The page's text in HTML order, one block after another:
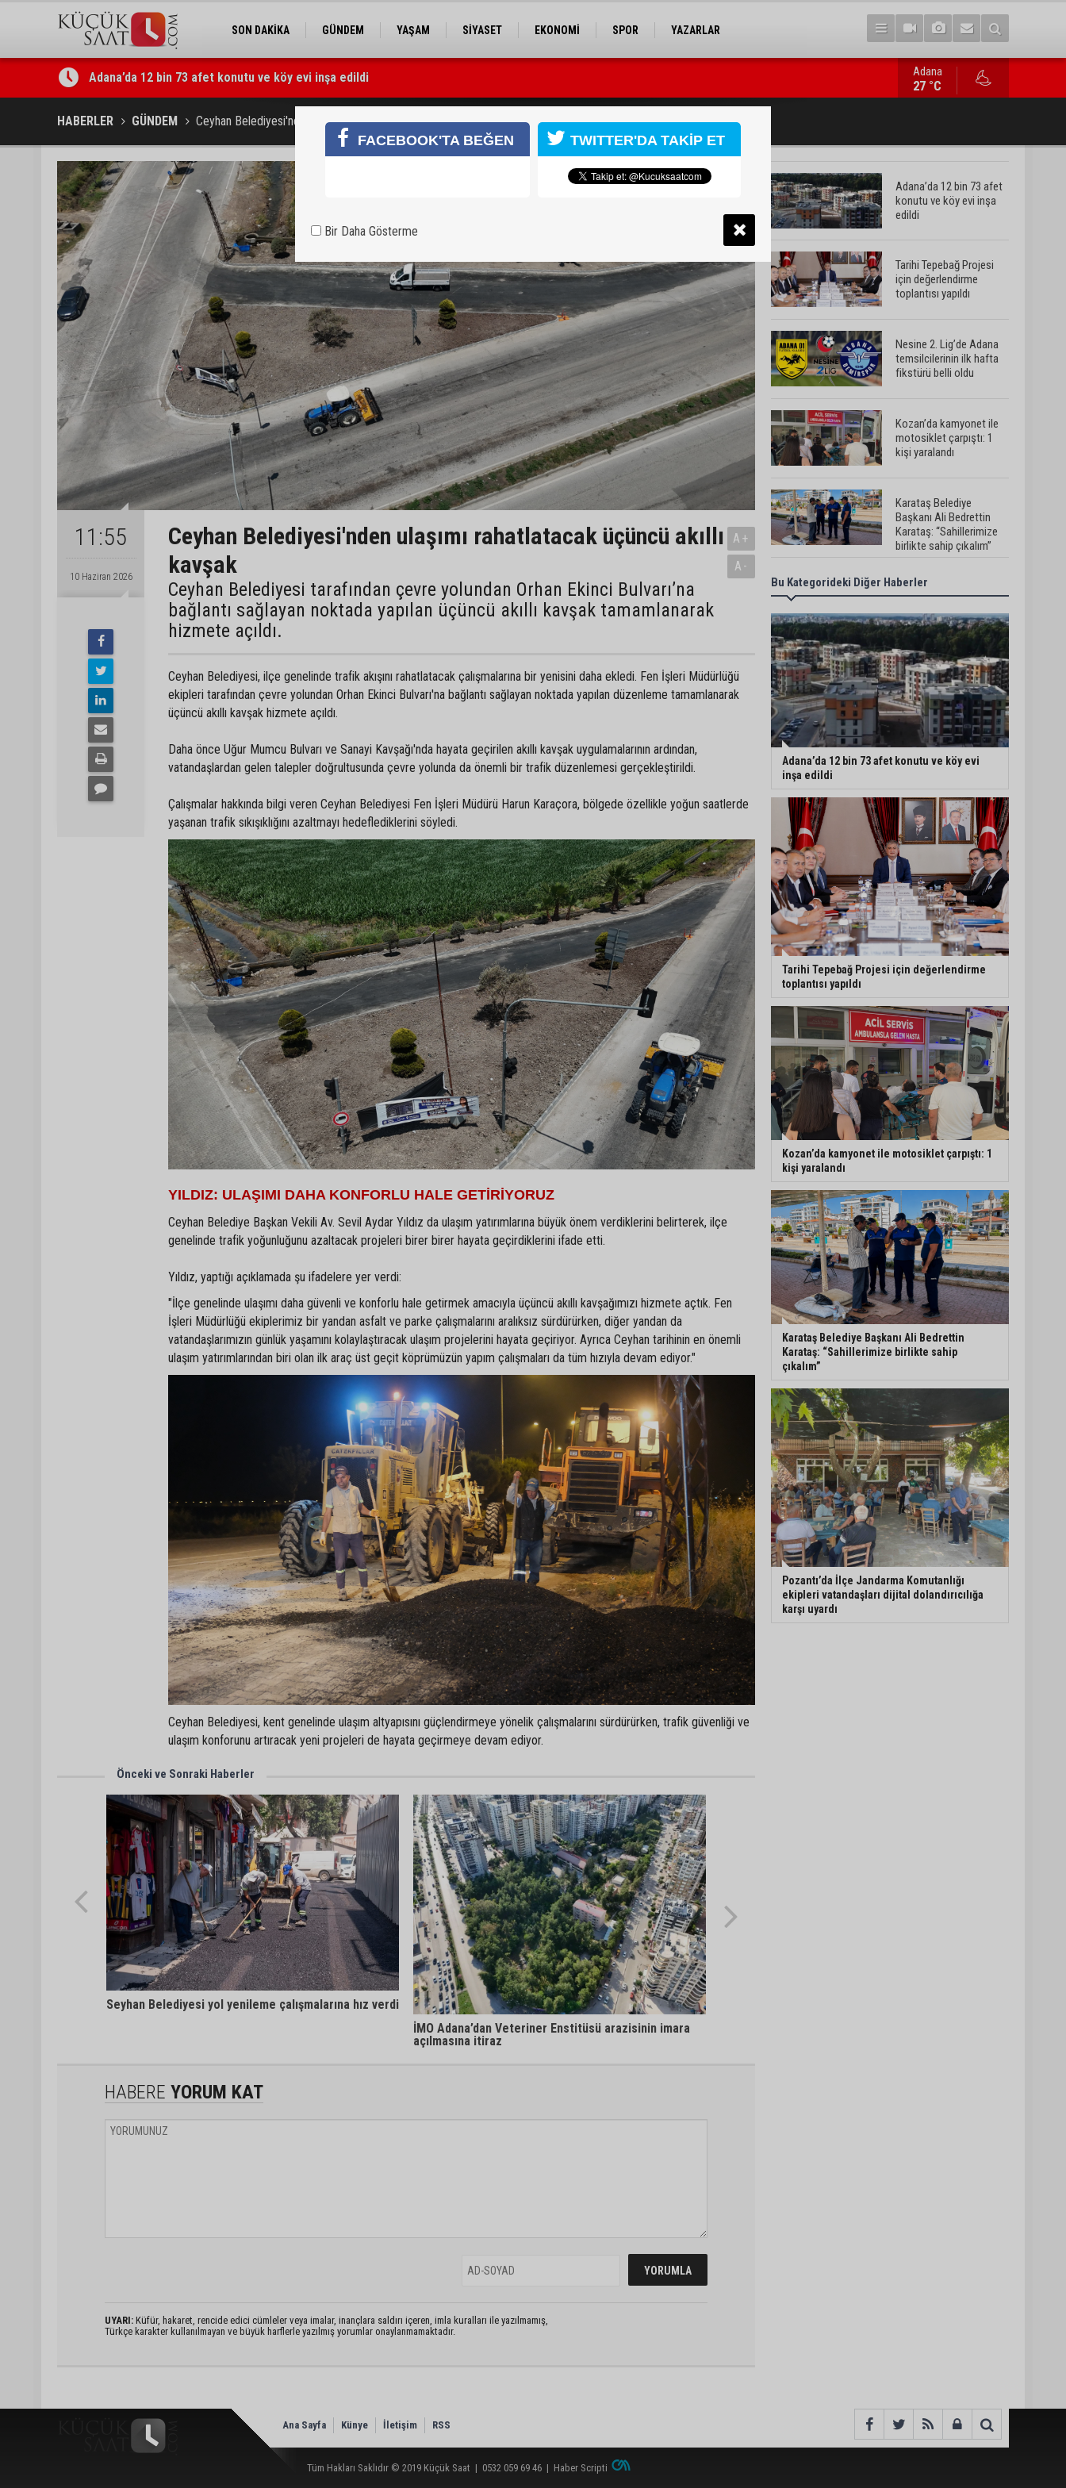
SON DAKİKA GÜNDEM YAŞAM SİYASET EKONOMİ SPOR YAZARLAR
Adana’da 12 bin 73 afet konutu ve köy evi inşa edildi
Tarihi Tepebağ Projesi için değerlendirme toplantısı yapıldı
Nesine 2. Lig’de Adana temsilcilerinin ilk hafta fikstürü belli
Adana
27 °C
HABERLER GÜNDEM Ceyhan Belediyesi'nden ulaşımı rahatlatacak üçüncü akıllı kavşak
11:55
10 Haziran 2026
Ceyhan Belediyesi'nden ulaşımı rahatlatacak üçüncü akıllı
kavşak
Ceyhan Belediyesi tarafından çevre yolundan Orhan Ekinci Bulvarı’na
bağlantı sağlayan noktada yapılan üçüncü akıllı kavşak tamamlanarak
hizmete açıldı.
A+
A-
Ceyhan Belediyesi, ilçe genelinde trafik akışını rahatlatacak çalışmalarına bir yenisini daha ekledi. Fen İşleri Müdürlüğü
ekipleri tarafından çevre yolundan Orhan Ekinci Bulvarı'na bağlantı sağlayan noktada yapılan düzenleme tamamlanarak
üçüncü akıllı kavşak hizmete açıldı.
Daha önce Uğur Mumcu Bulvarı ve Sanayi Kavşağı'nda hayata geçirilen akıllı kavşak uygulamalarının ardından,
vatandaşlardan gelen talepler doğrultusunda çevre yolunda da önemli bir trafik düzenlemesi gerçekleştirildi.
Çalışmalar hakkında bilgi veren Ceyhan Belediyesi Fen İşleri Müdürü Harun Karaçora, bölgede özellikle yoğun saatlerde
yaşanan trafik sıkışıklığını azaltmayı hedeflediklerini söyledi.
YILDIZ: ULAŞIMI DAHA KONFORLU HALE GETİRİYORUZ
Ceyhan Belediye Başkan Vekili Av. Sevil Aydar Yıldız da ulaşım yatırımlarına büyük önem verdiklerini belirterek, ilçe
genelinde trafik yoğunluğunu azaltacak projeleri birer birer hayata geçirdiklerini ifade etti.
Yıldız, yaptığı açıklamada şu ifadelere yer verdi:
"İlçe genelinde ulaşımı daha güvenli ve konforlu hale getirmek amacıyla üçüncü akıllı kavşağımızı hizmete açtık. Fen
İşleri Müdürlüğü ekiplerimiz bir yandan asfalt ve parke çalışmalarını aralıksız sürdürürken, diğer yandan da
vatandaşlarımızın günlük yaşamını kolaylaştıracak ulaşım projelerini hayata geçiriyor. Ayrıca Ceyhan tarihinin en önemli
ulaşım yatırımlarından biri olan ilk araç üst geçit köprümüzün yapım çalışmaları da tüm hızıyla devam ediyor."
Ceyhan Belediyesi, kent genelinde ulaşım altyapısını güçlendirmeye yönelik çalışmalarını sürdürürken, trafik güvenliği ve
ulaşım konforunu artıracak yeni projeleri de hayata geçirmeye devam ediyor.
Önceki ve Sonraki Haberler
Seyhan Belediyesi yol yenileme çalışmalarına hız verdi
İMO Adana’dan Veteriner Enstitüsü arazisinin imara
açılmasına itiraz
HABERE YORUM KAT
UYARI: Küfür, hakaret, rencide edici cümleler veya imalar, inançlara saldırı içeren, imla kuralları ile yazılmamış,
Türkçe karakter kullanılmayan ve büyük harflerle yazılmış yorumlar onaylanmamaktadır.
Adana’da 12 bin 73 afet
konutu ve köy evi inşa
edildi
Tarihi Tepebağ Projesi
için değerlendirme
toplantısı yapıldı
Nesine 2. Lig’de Adana
temsilcilerinin ilk hafta
fikstürü belli oldu
Kozan’da kamyonet ile
motosiklet çarpıştı: 1
kişi yaralandı
Karataş Belediye
Başkanı Ali Bedrettin
Karataş: “Sahillerimize
birlikte sahip çıkalım”
Pozantı’da İlçe
Jandarma Komutanlığı
ekipleri vatandaşları
dijital dolandırıcılığa
karşı uyardı
Adana Lezzet Festivali
için stratejik hazırlık
toplantısı yapıldı
Adana’da 478 yıllık
Kemeraltı Camii’nde
sprey boya krizi:
artırılmasını istedi
Adana’ya acı haber:
Adanalı polis memuru
İstanbul’daki kazada
hayatını kaybetti
Feke Belediyesi’nden
Çondu Mahallesi’nde yol
çalışması
Bu Kategorideki Diğer Haberler
Adana’da 12 bin 73 afet konutu ve köy evi
inşa edildi
Tarihi Tepebağ Projesi için değerlendirme
toplantısı yapıldı
Kozan’da kamyonet ile motosiklet çarpıştı: 1
kişi yaralandı
Karataş Belediye Başkanı Ali Bedrettin
Karataş: “Sahillerimize birlikte sahip
çıkalım”
Pozantı’da İlçe Jandarma Komutanlığı
ekipleri vatandaşları dijital dolandırıcılığa
karşı uyardı
Ana Sayfa Künye İletişim RSS
Tüm Hakları Saklıdır © 2019 Küçük Saat | 0532 059 69 46 | Haber Scripti
FACEBOOK'TA BEĞEN TWITTER'DA TAKİP ET
Bir Daha Gösterme